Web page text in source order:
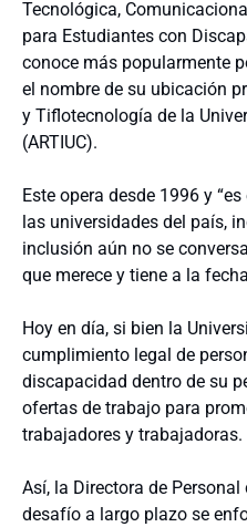
Tecnológica,
para Estudiantes con
conoce más popularmente
el nombre de su ubicación
y Tiflotecnología de la
(ARTIUC).
Este opera desde 1996 y
las universidades del país,
inclusión aún no se
que merece y tiene a la
Hoy en día, si bien la
cumplimiento legal de
discapacidad dentro de su
ofertas de trabajo para
trabajadores y trabajadoras.
Así, la Directora de
desafío a largo plazo se